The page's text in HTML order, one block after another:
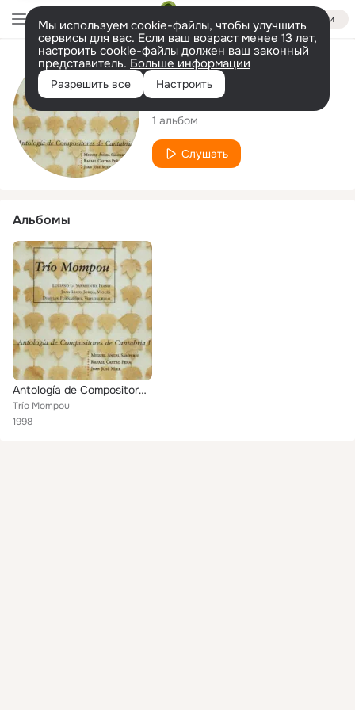
Войти
Мы используем cookie-файлы, чтобы улучшить
сервисы для вас. Если ваш возраст менее 13 лет,
настроить cookie-файлы должен ваш законный
представитель. Больше информации
Разрешить все Настроить
Исполнитель
Trío Mompou
1 альбом
Слушать
Альбомы
Antología de Compositores de Cantabria I
Trío Mompou
1998